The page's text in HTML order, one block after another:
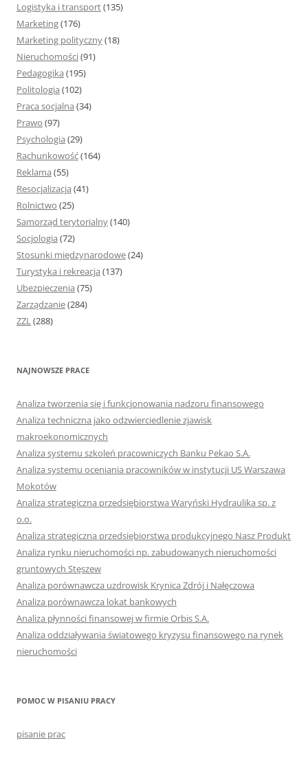
Logistyka i transport(135)
Marketing(176)
Marketing polityczny(18)
Nieruchomości(91)
Pedagogika (195)
Politologia (102)
Praca socjalna (34)
Prawo (97)
Psychologia (29)
Rachunkowość(164)
Reklama (55)
Resocjalizacja (41)
Rolnictwo (25)
Samorząd terytorialny(140)
Socjologia (72)
Stosunki międzynarodowe(24)
Turystyka i rekreacja (137)
Ubezpieczenia (75)
Zarządzanie(284)
ZZL(288)
NAJNOWSZE PRACE
Analiza tworzenia się i funkcjonowania nadzoru finansowego
Analiza techniczna jako odzwierciedlenie zjawisk
makroekonomicznych
Analiza systemu szkoleń pracowniczych Banku Pekao S.A.
Analiza systemu oceniania pracowników w instytucji US Warszawa
Mokotów
Analiza strategiczna przedsiębiorstwa Waryński Hydraulika sp. z
o.o.
Analiza strategiczna przedsiębiorstwa produkcyjnego Nasz Produkt
Analiza rynku nieruchomości np. zabudowanych nieruchomości
gruntowych Stęszew
Analiza porównawcza uzdrowisk Krynica Zdrój i Nałęczowa
Analiza porównawcza lokat bankowych
Analiza płynności finansowej w firmie Orbis S.A.
Analiza oddziaływania światowego kryzysu finansowego na rynek
nieruchomości
POMOC W PISANIU PRACY
pisanie prac